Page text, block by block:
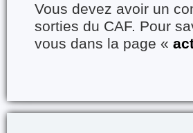
Vous devez avoir un
sorties du CAF. Pour
vous dans la page «